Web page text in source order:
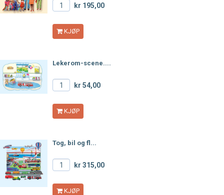
kr 195,00
KJØP
Lekerom-scene....
kr 54,00
KJØP
Tog, bil og fl...
kr 315,00
KJØP